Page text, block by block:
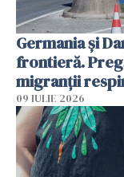
Germania și
frontieră.
migranții
09 IULIE 2026